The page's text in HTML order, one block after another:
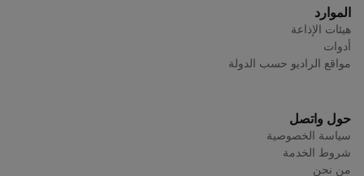
الموارد
هيئات الإذاعة
أدوات
مواقع الراديو حسب الدولة
حول واتصل
سياسة الخصوصية
شروط الخدمة
من نحن